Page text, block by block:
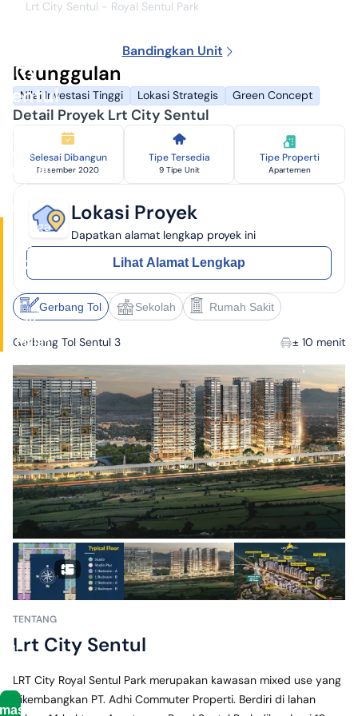
City
Sentul
Adhi
Properti
Babakan
Madang,
Bogor
Harga
Rp
428
Juta
-
1,13
Miliar
± 10
menit ke
Gerbang
Tol
Sentul 3
± 15
menit ke
SMA
Gemilang
Yasifa
± 15
menit
EMC
Lrt City Sentul - Royal Sentul Park
Bandingkan Unit
Keunggulan
Nilai Investasi Tinggi Lokasi Strategis Green Concept
Detail Proyek Lrt City Sentul
Selesai Dibangun
Desember 2020
Tipe Tersedia
9 Tipe Unit
Tipe Properti
Apartemen
Lokasi Proyek
Dapatkan alamat lengkap proyek ini
Lihat Alamat Lengkap
Gerbang Tol Sekolah Rumah Sakit
Gerbang Tol Sentul 3 ± 10 menit
TENTANG
Lrt City Sentul
LRT City Royal Sentul Park merupakan kawasan mixed use yang
dikembangkan PT. Adhi Commuter Properti. Berdiri di lahan